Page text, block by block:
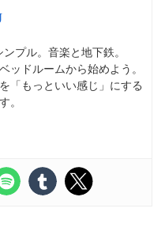
プル。音楽と地下鉄。
ッドルームから始めよう。
「もっといい感じ」にする
。